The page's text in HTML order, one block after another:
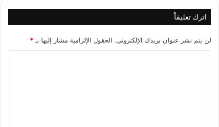
اترك تعليقاً
لن يتم نشر عنوان بريدك الإلكتروني. الحقول الإلزامية مشار إليها بـ *